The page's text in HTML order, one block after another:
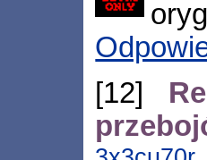
[12]